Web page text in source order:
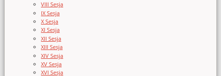
VIII Sesja
IX Sesja
X Sesja
XI Sesja
XII Sesja
XIII Sesja
XIV Sesja
XV Sesja
XVI Sesja